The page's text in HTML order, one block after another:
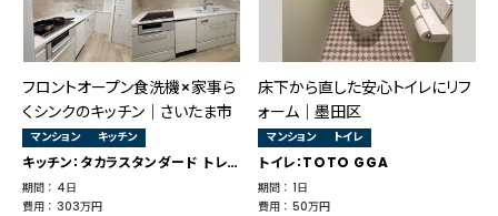
フロントオープン食洗機×家事ら
くシンクのキッチン｜さいたま市
マンション キッチン
キッチン：タカラスタンダード トレーシア
期間 ： 4日
費用 ： 303万円
床下から直した安心トイレにリフ
ォーム｜墨田区
マンション トイレ
トイレ：TOTO GGA
期間 ： 1日
費用 ： 50万円